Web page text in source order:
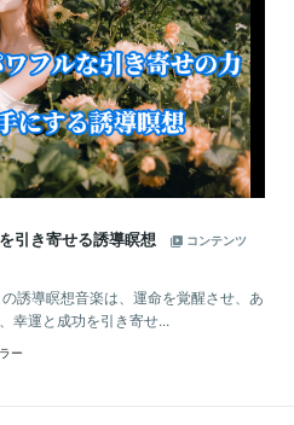
引き寄せる誘導瞑想
コンテンツ
誘導瞑想音楽は、運命を覚醒させ、あ
幸運と成功を引き寄せ...
ー